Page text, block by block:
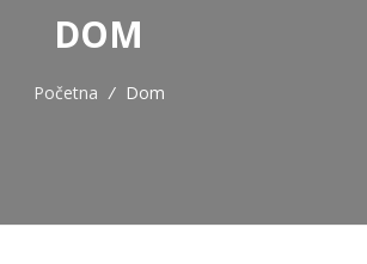
DOM
Početna / Dom